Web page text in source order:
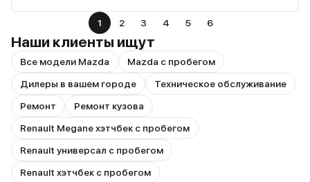
1 2 3 4 5 6
Наши клиенты ищут
Все модели Mazda
Mazda с пробегом
Дилеры в вашем городе
Техническое обслуживание
Ремонт
Ремонт кузова
Renault Megane хэтчбек с пробегом
Renault универсал с пробегом
Renault хэтчбек с пробегом